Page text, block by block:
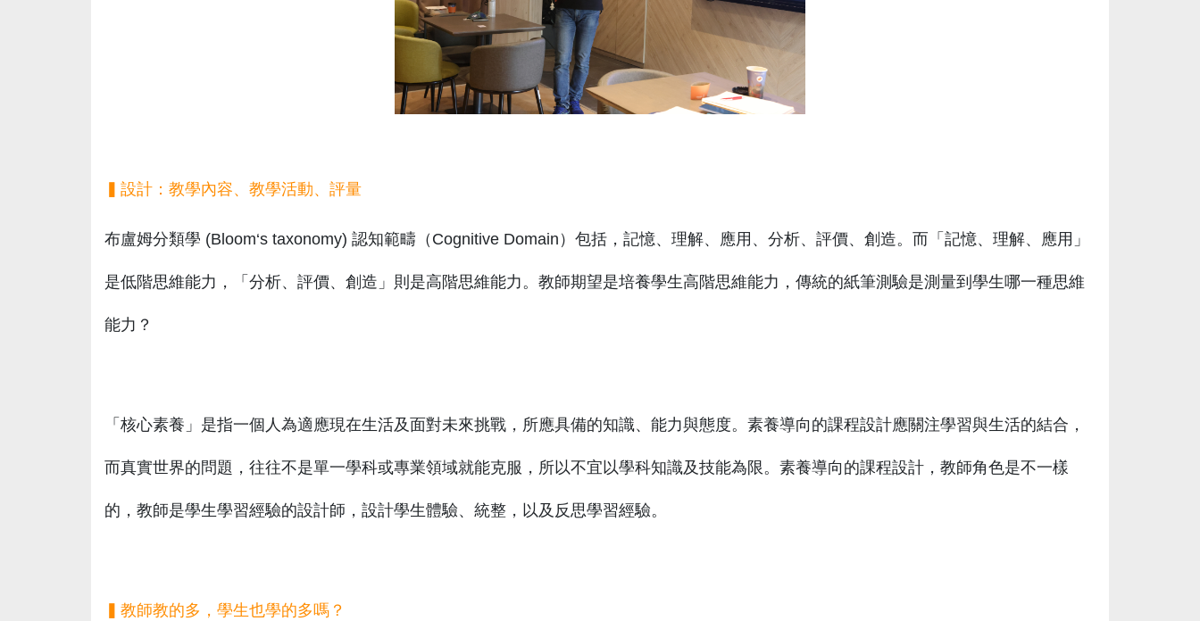
▍設計：教學內容、教學活動、評量
布盧姆分類學 (Bloom‘s taxonomy) 認知範疇（Cognitive Domain）包括，記憶、理解、應用、分析、評價、創造。而「記憶、理解、應用」
是低階思維能力，「分析、評價、創造」則是高階思維能力。教師期望是培養學生高階思維能力，傳統的紙筆測驗是測量到學生哪一種思維
能力？
「核心素養」是指一個人為適應現在生活及面對未來挑戰，所應具備的知識、能力與態度。素養導向的課程設計應關注學習與生活的結合，
而真實世界的問題，往往不是單一學科或專業領域就能克服，所以不宜以學科知識及技能為限。素養導向的課程設計，教師角色是不一樣
的，教師是學生學習經驗的設計師，設計學生體驗、統整，以及反思學習經驗。
▍教師教的多，學生也學的多嗎？